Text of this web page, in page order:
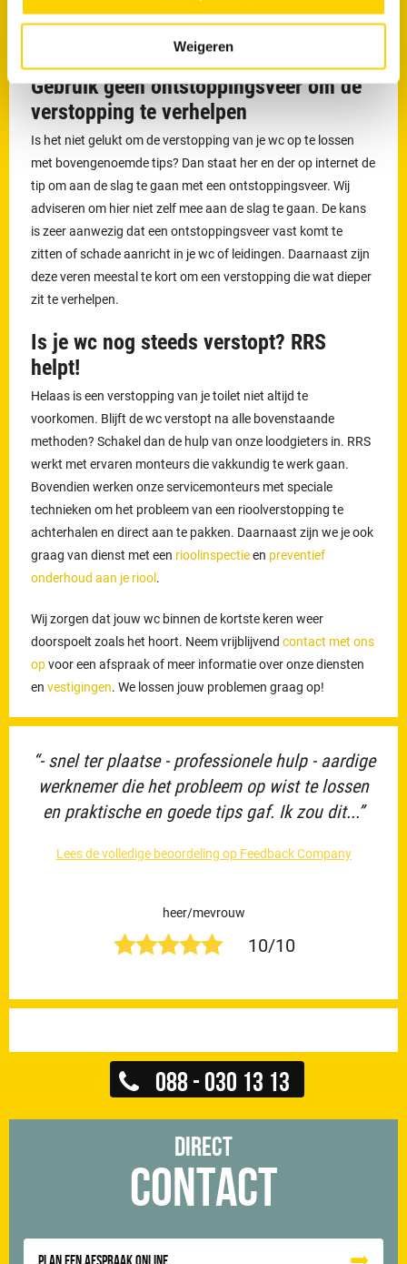
Weigeren
eenwasbak,doucheputjeof toilet. De reden hiervan is omdat
deze schade aan kan richten aan de riolering.
Gebruik geen ontstoppingsveer om de
verstopping te verhelpen
Is het niet gelukt om de verstopping van je wc op te lossen
met bovengenoemde tips? Dan staat her en der op internet de
tip om aan de slag te gaan met een ontstoppingsveer. Wij
adviseren om hier niet zelf mee aan de slag te gaan. De kans
is zeer aanwezig dat een ontstoppingsveer vast komt te
zitten of schade aanricht in je wc of leidingen. Daarnaast zijn
deze veren meestal te kort om een verstopping die wat dieper
zit te verhelpen.
Is je wc nog steeds verstopt? RRS
helpt!
Helaas is een verstopping van je toilet niet altijd te
voorkomen. Blijft de wc verstopt na alle bovenstaande
methoden? Schakel dan de hulp van onze loodgieters in. RRS
werkt met ervaren monteurs die vakkundig te werk gaan.
Bovendien werken onze servicemonteurs met speciale
technieken om het probleem van een rioolverstopping te
achterhalen en direct aan te pakken. Daarnaast zijn we je ook
graag van dienst met een rioolinspectieen preventief
onderhoud aan je riool .
Wij zorgen dat jouw wc binnen de kortste keren weer
doorspoelt zoals het hoort. Neem vrijblijvendcontact met ons
opvoor een afspraak of meer informatie over onze diensten
envestigingen. We lossen jouw problemen graag op!
“- snel ter plaatse - professionele hulp - aardige
werknemer die het probleem op wist te lossen
en praktische en goede tips gaf. Ik zou dit...”
Lees de volledige beoordeling op Feedback Company
heer/mevrouw
10/10
088 - 030 13 13
Direct
Contact
Plan een afspraak online